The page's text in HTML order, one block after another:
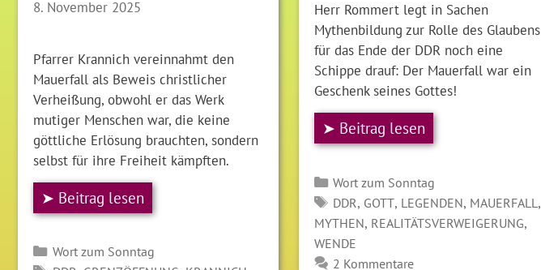
8. November 2025
Pfarrer Krannich vereinnahmt den
Mauerfall als Beweis christlicher
Verheißung, obwohl er das Werk
mutiger Menschen war, die keine
göttliche Erlösung brauchten, sondern
selbst für ihre Freiheit kämpften.
➤ Beitrag lesen
Kategorien
Wort zum Sonntag
Herr Rommert legt in Sachen
Mythenbildung zur Rolle des Glaubens
für das Ende der DDR noch eine
Schippe drauf: Der Mauerfall war ein
Geschenk seines Gottes!
➤ Beitrag lesen
Kategorien
Wort zum Sonntag
SCHLAGWÖRTER
DDR, GOTT, LEGENDEN, MAUERFALL ,
MYTHEN, REALITÄTSVERWEIGERUNG,
WENDE
2 Kommentare